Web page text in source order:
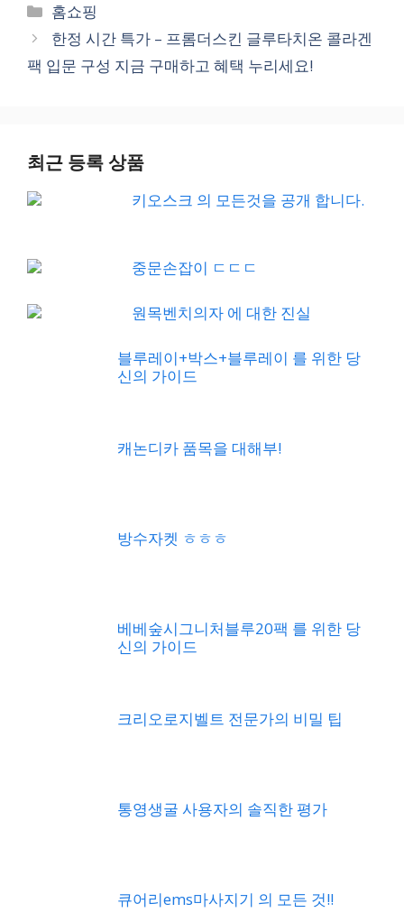
Categories
홈쇼핑
한정 시간 특가 – 프롬더스킨 글루타치온 콜라겐
팩 입문 구성 지금 구매하고 혜택 누리세요!
최근 등록 상품
키오스크 의 모든것을 공개 합니다.
중문손잡이 ㄷㄷㄷ
원목벤치의자 에 대한 진실
블루레이+박스+블루레이 를 위한 당
신의 가이드
캐논디카 품목을 대해부!
베베숲시그니처블루20팩 를 위한 당
크리오로지벨트 전문가의 비밀 팁